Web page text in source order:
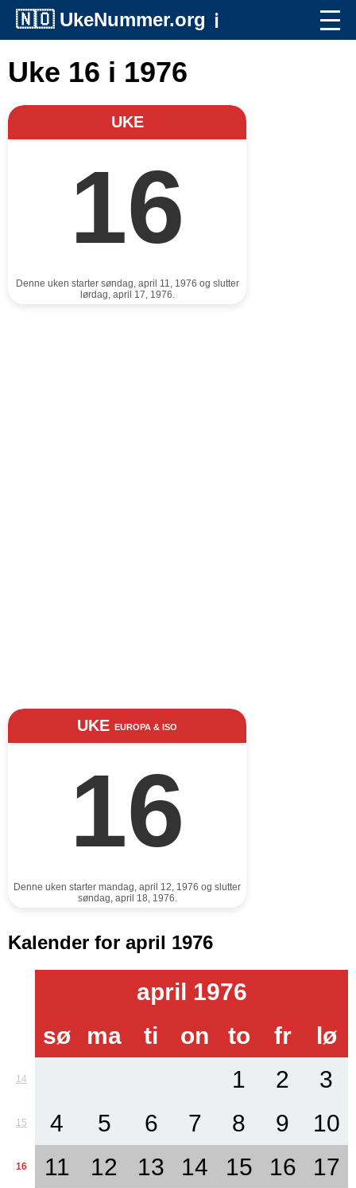
🇳🇴 UkeNummer.org ℹ️
Uke 16 i 1976
UKE
16
Denne uken starter søndag, april 11, 1976 og slutter
lørdag, april 17, 1976.
UKE EUROPA & ISO
16
Denne uken starter mandag, april 12, 1976 og slutter
søndag, april 18, 1976.
Kalender for april 1976
april 1976
sø
ma ti on to fr lø
14 1 2 3
15 4 5 6 7 8 9 10
16 11 12 13 14 15 16 17